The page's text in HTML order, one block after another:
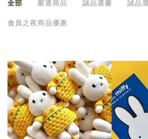
全部 嚴選商品 誠品選書 誠品
會員之夜商品優惠